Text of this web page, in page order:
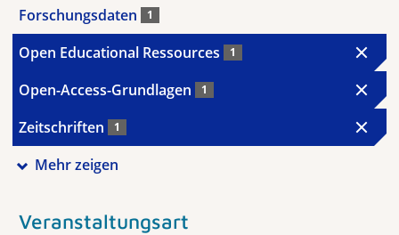
Forschungsdaten 1
Open Educational Ressources 1
Open-Access-Grundlagen 1
Zeitschriften 1
Mehr zeigen
Veranstaltungsart